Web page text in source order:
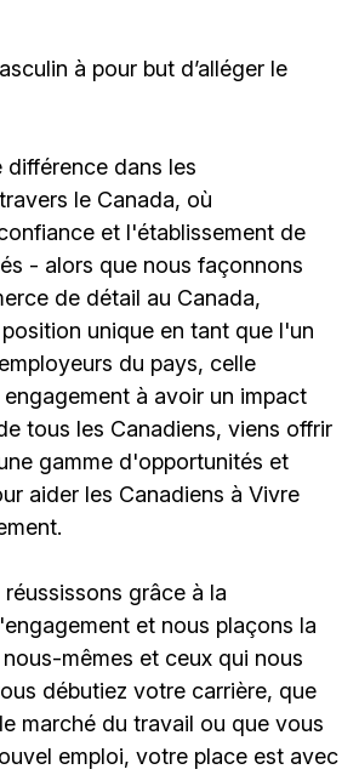
à pour but d’alléger le
différence dans les
le Canada, où
et l'établissement de
- alors que nous façonnons
de détail au Canada,
unique en tant que l'un
du pays, celle
à avoir un impact
tous les Canadiens, viens offrir
gamme d'opportunités et
aider les Canadiens à Vivre
grâce à la
et nous plaçons la
mêmes et ceux qui nous
débutiez votre carrière, que
marché du travail ou que vous
emploi, votre place est avec